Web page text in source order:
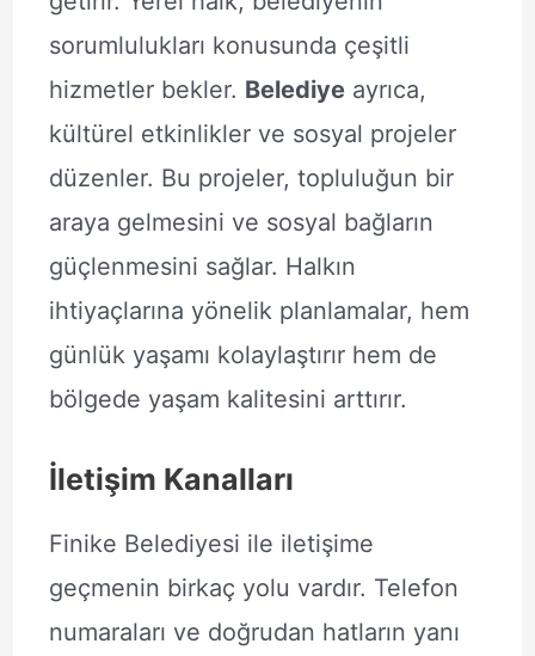
sorumlulukları konusunda çeşitli
hizmetler bekler. Belediyeayrıca,
kültürel etkinlikler ve sosyal projeler
düzenler. Bu projeler, topluluğun bir
araya gelmesini ve sosyal bağların
güçlenmesini sağlar. Halkın
ihtiyaçlarına yönelik planlamalar, hem
günlük yaşamı kolaylaştırır hem de
bölgede yaşam kalitesini arttırır.
İletişim Kanalları
Finike Belediyesi ile iletişime
geçmenin birkaç yolu vardır. Telefon
numaraları ve doğrudan hatların yanı